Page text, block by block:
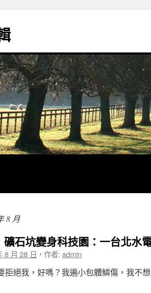
8 月
礦石坑變身科技園：一台北水
8 月 28 日 ， 作者: admin
拒絕我，好嗎？我遍小包體鱗傷，我不